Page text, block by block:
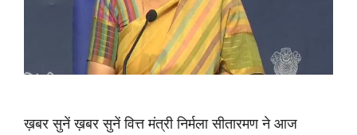
ख़बर सुनें ख़बर सुनें वित्त मंत्री निर्मला सीतारमण ने आज